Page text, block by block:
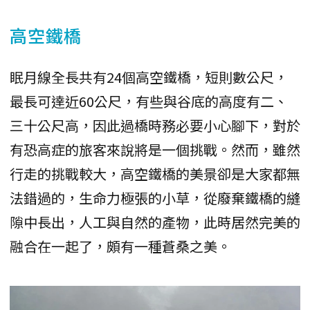
高空鐵橋
眠月線全長共有24個高空鐵橋，短則數公尺，
最長可達近60公尺，有些與谷底的高度有二、
三十公尺高，因此過橋時務必要小心腳下，對於
有恐高症的旅客來說將是一個挑戰。然而，雖然
行走的挑戰較大，高空鐵橋的美景卻是大家都無
法錯過的，生命力極張的小草，從廢棄鐵橋的縫
隙中長出，人工與自然的產物，此時居然完美的
融合在一起了，頗有一種蒼桑之美。